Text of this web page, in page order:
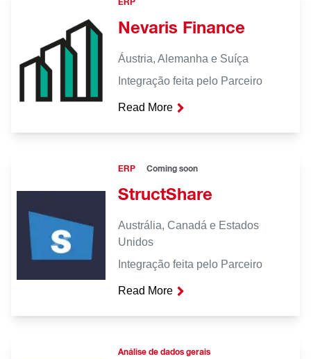
Nevaris Finance
Áustria, Alemanha e Suíça
Integração feita pelo Parceiro
Read More
ERP Coming soon
StructShare
Austrália, Canadá e Estados
Unidos
Integração feita pelo Parceiro
Read More
Análise de dados gerais